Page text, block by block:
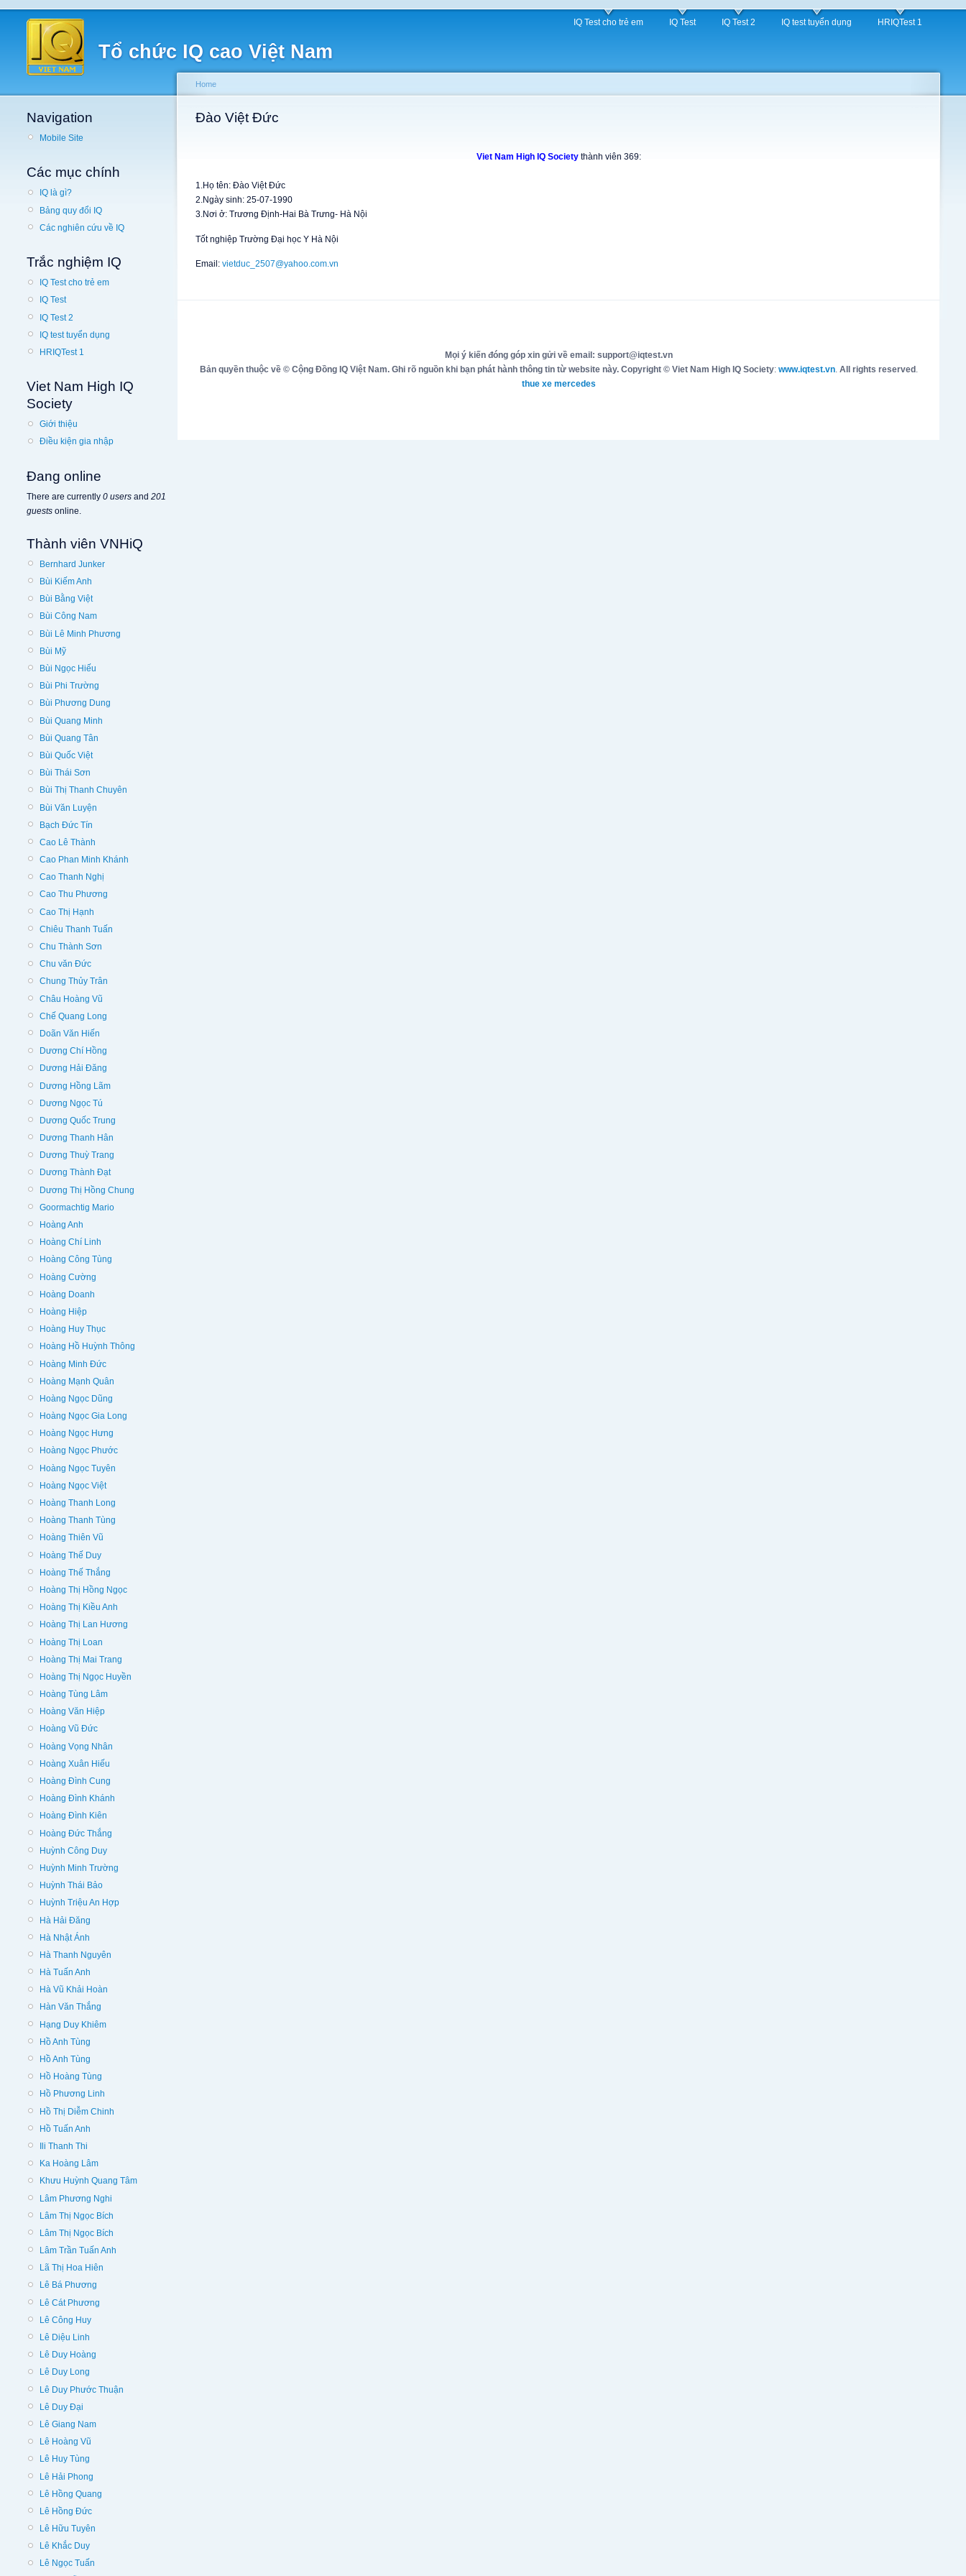
Tổ chức IQ cao Việt Nam
IQ Test cho trẻ em IQ Test IQ Test 2 IQ test tuyển dụng HRIQTest 1
Navigation
Mobile Site
Các mục chính
IQ là gì?
Bảng quy đổi IQ
Các nghiên cứu về IQ
Trắc nghiệm IQ
IQ Test cho trẻ em
IQ Test
IQ Test 2
IQ test tuyển dụng
HRIQTest 1
Viet Nam High IQ
Society
Giới thiệu
Điều kiện gia nhập
Đang online
There are currently 0 users and 201
guests online.
Thành viên VNHiQ
Bernhard Junker
Bùi Kiếm Anh
Bùi Bằng Việt
Bùi Công Nam
Bùi Lê Minh Phương
Bùi Mỹ
Bùi Ngọc Hiếu
Bùi Phi Trường
Bùi Phương Dung
Bùi Quang Minh
Bùi Quang Tân
Bùi Quốc Việt
Bùi Thái Sơn
Bùi Thị Thanh Chuyên
Bùi Văn Luyện
Bạch Đức Tín
Cao Lê Thành
Cao Phan Minh Khánh
Cao Thanh Nghị
Cao Thu Phương
Cao Thị Hạnh
Chiêu Thanh Tuấn
Chu Thành Sơn
Chu văn Đức
Chung Thủy Trân
Châu Hoàng Vũ
Chế Quang Long
Doãn Văn Hiến
Dương Chí Hồng
Dương Hải Đăng
Dương Hồng Lãm
Dương Ngọc Tú
Dương Quốc Trung
Dương Thanh Hân
Dương Thuỳ Trang
Dương Thành Đạt
Dương Thị Hồng Chung
Goormachtig Mario
Hoàng Anh
Hoàng Chí Linh
Hoàng Công Tùng
Hoàng Cường
Hoàng Doanh
Hoàng Hiệp
Hoàng Huy Thục
Hoàng Hồ Huỳnh Thông
Hoàng Minh Đức
Hoàng Mạnh Quân
Hoàng Ngọc Dũng
Hoàng Ngọc Gia Long
Hoàng Ngọc Hưng
Hoàng Ngọc Phước
Hoàng Ngọc Tuyên
Hoàng Ngọc Việt
Hoàng Thanh Long
Hoàng Thanh Tùng
Hoàng Thiên Vũ
Hoàng Thế Duy
Hoàng Thế Thắng
Hoàng Thị Hồng Ngọc
Hoàng Thị Kiều Anh
Hoàng Thị Lan Hương
Hoàng Thị Loan
Hoàng Thị Mai Trang
Hoàng Thị Ngọc Huyền
Hoàng Tùng Lâm
Hoàng Văn Hiệp
Hoàng Vũ Đức
Hoàng Vọng Nhân
Hoàng Xuân Hiếu
Hoàng Đình Cung
Hoàng Đình Khánh
Hoàng Đình Kiên
Hoàng Đức Thắng
Huỳnh Công Duy
Huỳnh Minh Trường
Huỳnh Thái Bảo
Huỳnh Triệu An Hợp
Hà Hải Đăng
Hà Nhật Ánh
Hà Thanh Nguyên
Hà Tuấn Anh
Hà Vũ Khải Hoàn
Hàn Văn Thắng
Hạng Duy Khiêm
Hồ Anh Tùng
Hồ Anh Tùng
Hồ Hoàng Tùng
Hồ Phương Linh
Hồ Thị Diễm Chinh
Hồ Tuấn Anh
Ili Thanh Thi
Ka Hoàng Lâm
Khưu Huỳnh Quang Tâm
Lâm Phương Nghi
Lâm Thị Ngọc Bích
Lâm Thị Ngọc Bích
Lâm Trần Tuấn Anh
Lã Thị Hoa Hiên
Lê Bá Phương
Lê Cát Phương
Lê Công Huy
Lê Diệu Linh
Lê Duy Hoàng
Lê Duy Long
Lê Duy Phước Thuận
Lê Duy Đại
Lê Giang Nam
Lê Hoàng Vũ
Lê Huy Tùng
Lê Hải Phong
Lê Hồng Quang
Lê Hồng Đức
Lê Hữu Tuyên
Lê Khắc Duy
Lê Ngọc Tuấn
Home
Đào Việt Đức
Viet Nam High IQ Societythành viên 369:
1.Họ tên: Đào Việt Đức
2.Ngày sinh: 25-07-1990
3.Nơi ở: Trương Định-Hai Bà Trưng- Hà Nội
Tốt nghiệp Trường Đại học Y Hà Nội
Email: vietduc_2507@yahoo.com.vn
Mọi ý kiến đóng góp xin gửi về email: support@iqtest.vn
Bản quyền thuộc về © Cộng Đồng IQ Việt Nam. Ghi rõ nguồn khi bạn phát hành thông tin từ website này. Copyright © Viet Nam High IQ Society: www.iqtest.vn. All rights reserved.
thue xe mercedes